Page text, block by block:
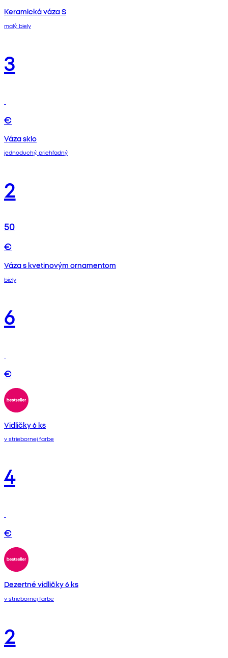
Keramická váza S
malý, biely
3
€
Váza sklo
jednoduchý, priehľadný
2
50
€
Váza s kvetinovým ornamentom
biely
6
€
Vidličky 6 ks
v striebornej farbe
4
€
Dezertné vidličky 6 ks
v striebornej farbe
2